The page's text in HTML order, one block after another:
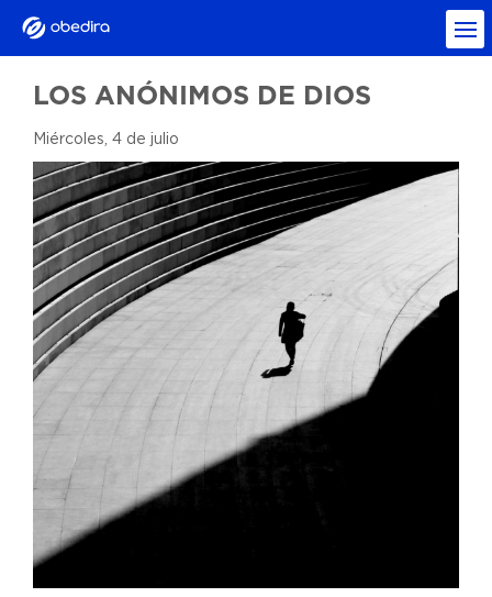
LOS ANÓNIMOS DE DIOS
Miércoles, 4 de julio